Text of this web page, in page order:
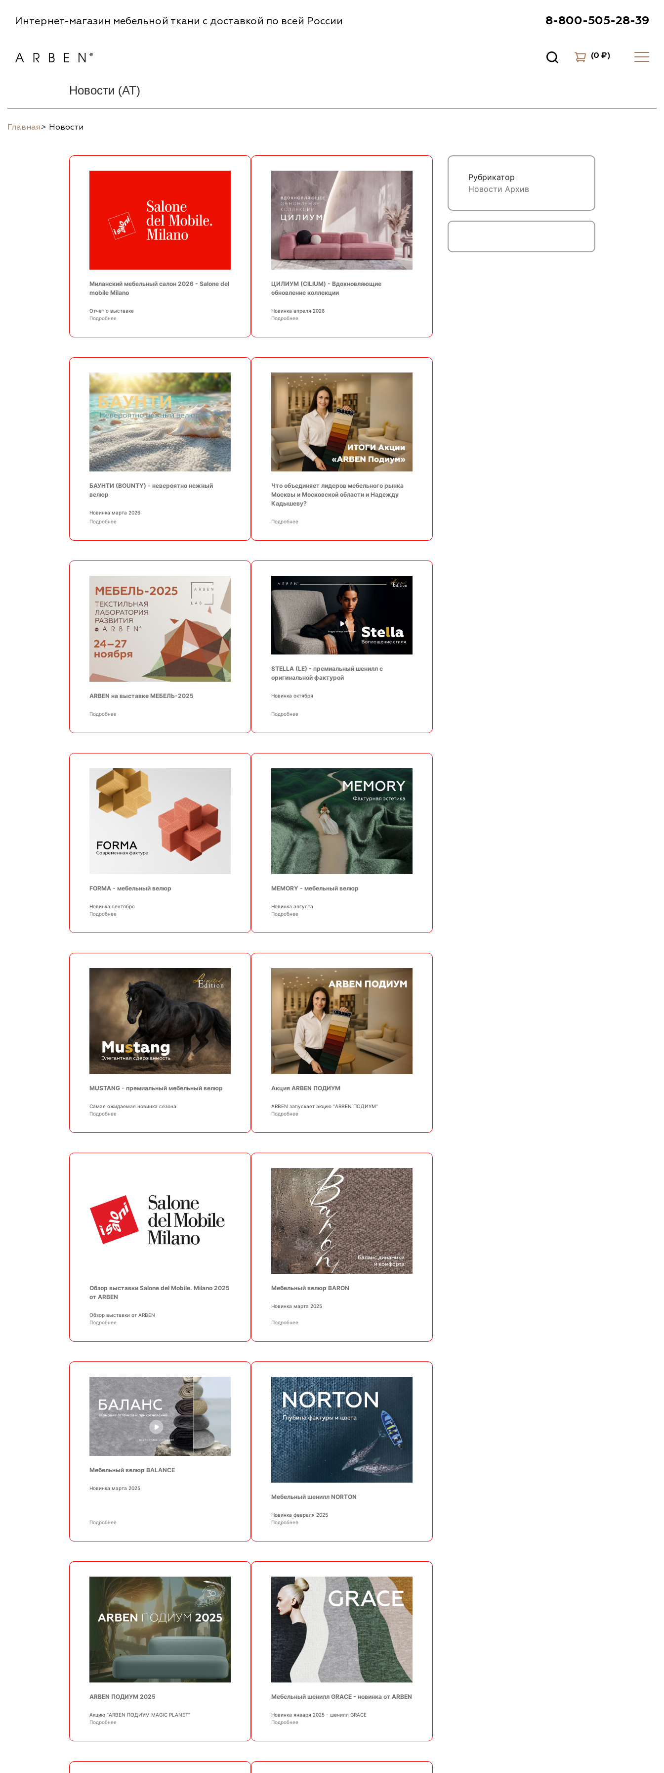
Интернет-магазин мебельной ткани с доставкой по всей России 8-800-505-28-39
(0 ₽)
Новости (AT)
Главная> Новости
Миланский мебельный салон 2026 - Salone del
mobile Milano
Отчет о выставке
Подробнее
ЦИЛИУМ (CILIUM) - Вдохновляющие
обновление коллекции
Новинка апреля 2026
Подробнее
БАУНТИ (BOUNTY) - невероятно нежный
велюр
Новинка марта 2026
Подробнее
Что объединяет лидеров мебельного рынка
Москвы и Московской области и Надежду
Кадышеву?
Подробнее
ARBEN на выставке МЕБЕЛЬ-2025
Подробнее
STELLA (LE) - премиальный шенилл с
оригинальной фактурой
Новинка октября
Подробнее
FORMA - мебельный велюр
Новинка сентября
Подробнее
MEMORY - мебельный велюр
Новинка августа
Подробнее
MUSTANG - премиальный мебельный велюр
Самая ожидаемая новинка сезона
Подробнее
Акция ARBEN ПОДИУМ
АRBEN запускает акцию “ARBEN ПОДИУМ”
Подробнее
Обзор выставки Salone del Mobile. Milano 2025
от ARBEN
Обзор выставки от ARBEN
Подробнее
Мебельный велюр BARON
Новинка марта 2025
Подробнее
Мебельный велюр BALANCE
Новинка марта 2025
Подробнее
Мебельный шенилл NORTON
Новинка февраля 2025
Подробнее
ARBEN ПОДИУМ 2025
Акцию “ARBEN ПОДИУМ MAGIC PLANET”
Подробнее
Мебельный шенилл GRACE - новинка от ARBEN
Новинка января 2025 - шенилл GRACE
Подробнее
Рубрикатор
Новости Архив